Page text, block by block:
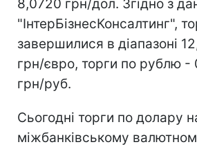
8,0720 грн/дол. Згідно з
"ІнтерБізнесКонсалтинг",
завершилися в діапазоні
грн/євро, торги по рублю
грн/руб.
Сьогодні торги по долару
міжбанківському